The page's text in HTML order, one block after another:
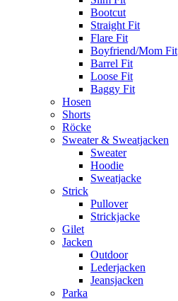
Bootcut
Straight Fit
Flare Fit
Boyfriend/Mom Fit
Barrel Fit
Loose Fit
Baggy Fit
Hosen
Shorts
Röcke
Sweater & Sweatjacken
Sweater
Hoodie
Sweatjacke
Strick
Pullover
Strickjacke
Gilet
Jacken
Outdoor
Lederjacken
Jeansjacken
Parka